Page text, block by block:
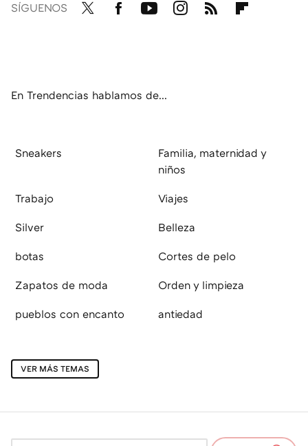
SÍGUENOS
En Trendencias hablamos de...
Sneakers
Familia, maternidad y
niños
Trabajo Viajes
Silver Belleza
botas Cortes de pelo
Zapatos de moda Orden y limpieza
pueblos con encanto antiedad
VER MÁS TEMAS